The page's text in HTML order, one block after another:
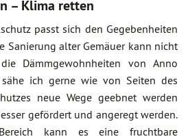
– Klima retten
passt sich den Gegebenheiten
Sanierung alter Gemäuer kann nicht
Dämmgewohnheiten von Anno
ich gerne wie von Seiten des
neue Wege geebnet werden
gefördert und angeregt werden.
kann es eine fruchtbare